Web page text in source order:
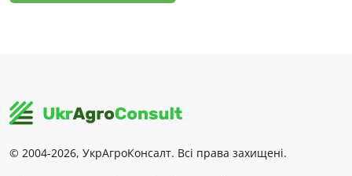
© 2004-2026, УкрАгроКонсалт. Всі права захищені.